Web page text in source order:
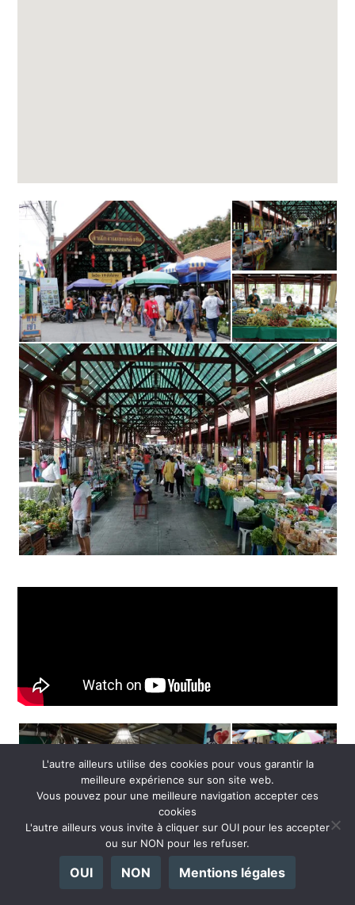
L'autre ailleurs utilise des cookies pour vous garantir la
meilleure expérience sur son site web.
Vous pouvez pour une meilleure navigation accepter ces
cookies
L'autre ailleurs vous invite à cliquer sur OUI pour les accepter
ou sur NON pour les refuser.
OUI NON Mentions légales